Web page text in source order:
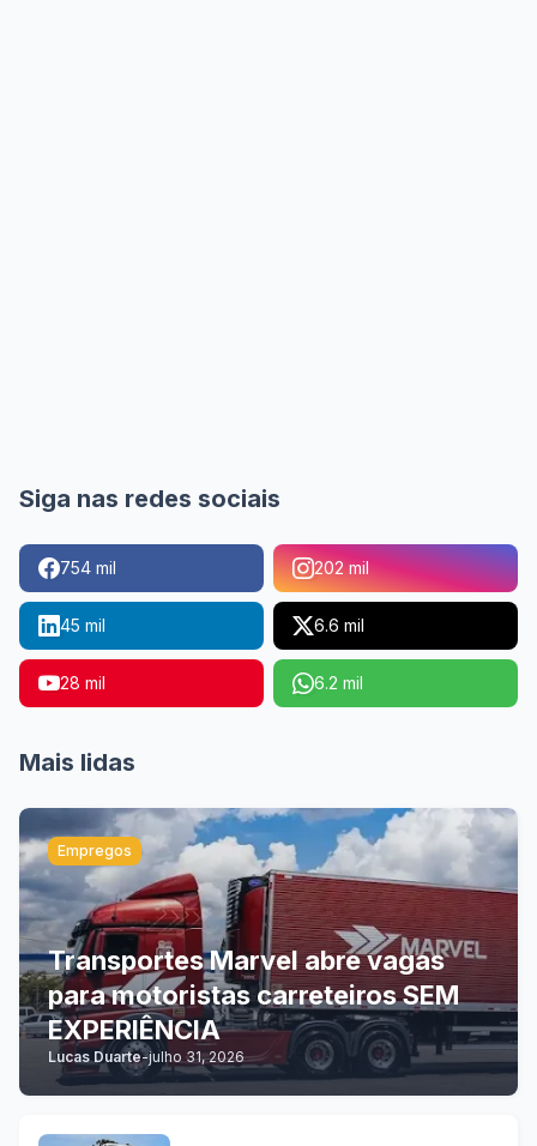
Siga nas redes sociais
754 mil 202 mil
45 mil 6.6 mil
28 mil 6.2 mil
Mais lidas
Empregos
Transportes Marvel abre vagas
para motoristas carreteiros SEM
EXPERIÊNCIA
Lucas Duarte-julho 31, 2026